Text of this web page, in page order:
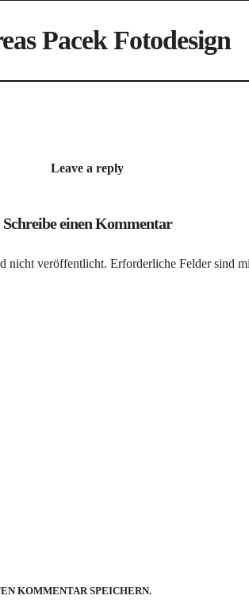
Pacek Fotodesign
Leave a reply
Schreibe einen Kommentar
nicht veröffentlicht. Erforderliche Felder sind
KOMMENTAR SPEICHERN.